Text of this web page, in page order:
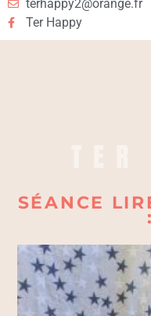
terhappy2@orange.fr
Ter Happy
SÉANCE